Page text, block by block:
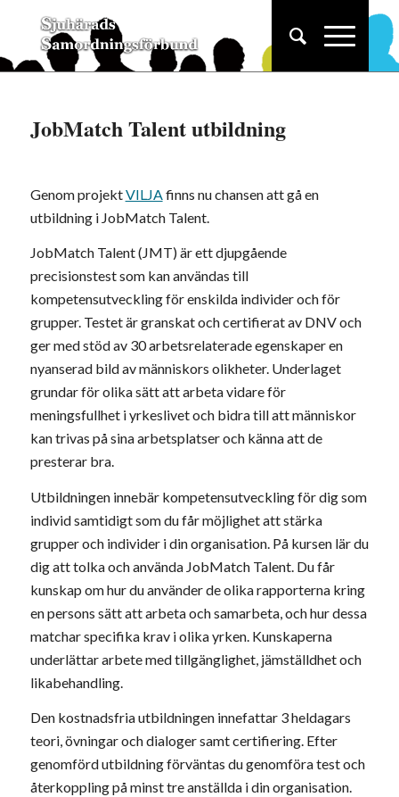
JobMatch Talent utbildning
Genom projektVILJA finns nu chansen att gå en
utbildning i JobMatch Talent.
JobMatch Talent (JMT) är ett djupgående
precisionstest som kan användas till
kompetensutveckling för enskilda individer och för
grupper. Testet är granskat och certifierat av DNV och
ger med stöd av 30 arbetsrelaterade egenskaper en
nyanserad bild av människors olikheter. Underlaget
grundar för olika sätt att arbeta vidare för
meningsfullhet i yrkeslivet och bidra till att människor
kan trivas på sina arbetsplatser och känna att de
presterar bra.
Utbildningen innebär kompetensutveckling för dig som
individ samtidigt som du får möjlighet att stärka
grupper och individer i din organisation. På kursen lär du
dig att tolka och använda JobMatch Talent. Du får
kunskap om hur du använder de olika rapporterna kring
en persons sätt att arbeta och samarbeta, och hur dessa
matchar specifika krav i olika yrken. Kunskaperna
underlättar arbete med tillgänglighet, jämställdhet och
likabehandling.
Den kostnadsfria utbildningen innefattar 3 heldagars
teori, övningar och dialoger samt certifiering. Efter
genomförd utbildning förväntas du genomföra test och
återkoppling på minst tre anställda i din organisation.